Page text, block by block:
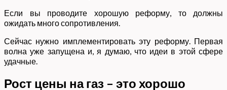
Если вы проводите хорошую реформу, то должны
ожидать много сопротивления.
Сейчас нужно имплементировать эту реформу. Первая
волна уже запущена и, я думаю, что идеи в этой сфере
удачные.
Рост цены на газ – это хорошо